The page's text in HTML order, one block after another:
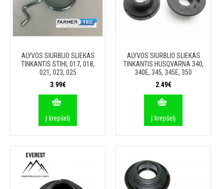
ALYVOS SIURBLIO SLIEKAS
TINKANTIS STIHL 017, 018,
021, 023, 025
3.99€
Į krepšelį
ALYVOS SIURBLIO SLIEKAS
TINKANTIS HUSQVARNA 340,
340E, 345, 345E, 350
2.49€
Į krepšelį